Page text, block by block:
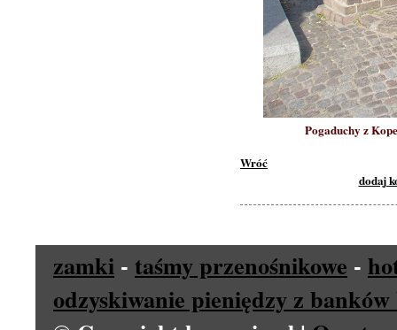
Pogaduchy z
Wróć
dodaj
zamki - taśmy przenośnikowe -
odzyskiwanie pieniędzy z banków